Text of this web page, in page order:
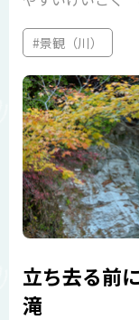
#景観（川）
立ち去る前
滝